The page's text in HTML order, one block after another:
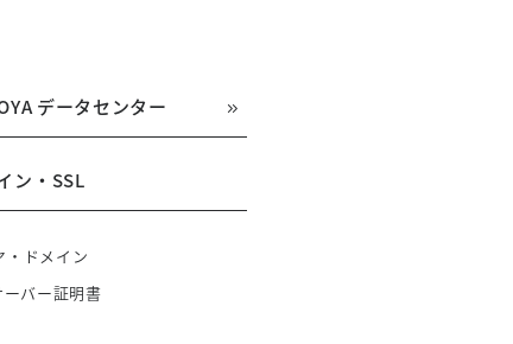
データセンター
ン・SSL
・ドメイン
ーバー証明書